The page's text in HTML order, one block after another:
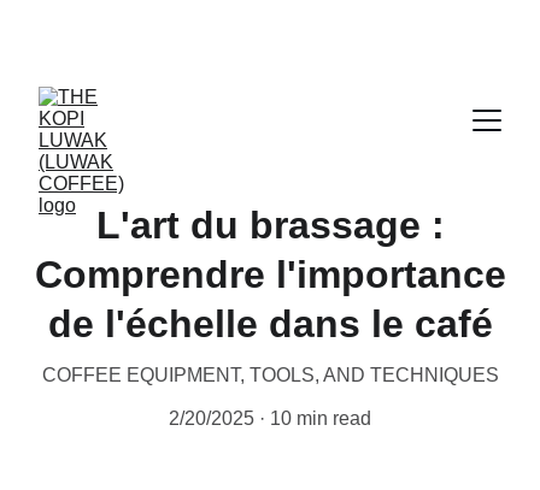
L'art du brassage :
Comprendre l'importance
de l'échelle dans le café
COFFEE EQUIPMENT, TOOLS, AND TECHNIQUES
2/20/2025 10 min read